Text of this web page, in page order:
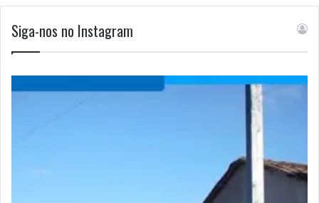
Siga-nos no Instagram